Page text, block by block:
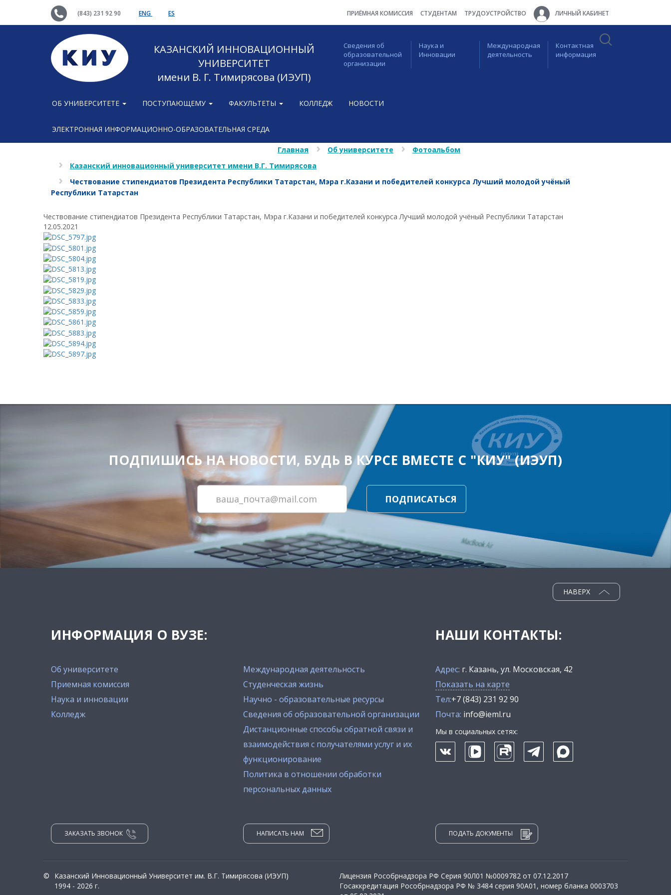
(843) 231 92 90 ENG ES ПРИЁМНАЯ КОМИССИЯ СТУДЕНТАМ ТРУДОУСТРОЙСТВО ЛИЧНЫЙ КАБИНЕТ
КАЗАНСКИЙ ИННОВАЦИОННЫЙ
УНИВЕРСИТЕТ
имени В. Г. Тимирясова (ИЭУП)
Сведения об
образовательной
организации
Наука и
Инновации
Международная
деятельность
Контактная
информация
ОБ УНИВЕРСИТЕТЕ ПОСТУПАЮЩЕМУ ФАКУЛЬТЕТЫ КОЛЛЕДЖ НОВОСТИ
ЭЛЕКТРОННАЯ ИНФОРМАЦИОННО-ОБРАЗОВАТЕЛЬНАЯ СРЕДА
Главная Об университете
Фотоальбом
Казанский инновационный университет имени В.Г. Тимирясова
Чествование стипендиатов Президента Республики Татарстан, Мэра г.Казани и победителей конкурса Лучший молодой учёный
Республики Татарстан
Чествование стипендиатов Президента Республики Татарстан, Мэра г.Казани и победителей конкурса Лучший молодой учёный Республики Татарстан
12.05.2021
ПОДПИШИСЬ НА НОВОСТИ, БУДЬ В КУРСЕ ВМЕСТЕ С "КИУ" (ИЭУП)
ПОДПИСАТЬСЯ
ИНФОРМАЦИЯ О ВУЗЕ:
Об университете
Приемная комиссия
Наука и инновации
Колледж
Международная деятельность
Студенческая жизнь
Научно - образовательные ресурсы
Сведения об образовательной организации
Дистанционные способы обратной связи и
взаимодействия с получателями услуг и их
функционирование
Политика в отношении обработки
персональных данных
НАВЕРХ
НАШИ КОНТАКТЫ:
Адрес: г. Казань, ул. Московская, 42
Показать на карте
Тел:+7 (843) 231 92 90
Почта: info@ieml.ru
Мы в социальных сетях:
ЗАКАЗАТЬ ЗВОНОК НАПИСАТЬ НАМ ПОДАТЬ ДОКУМЕНТЫ
©
Казанский Инновационный Университет им. В.Г. Тимирясова (ИЭУП)
1994 - 2026 г.
Лицензия Рособрнадзора РФ Серия 90Л01 №0009782 от 07.12.2017
Госаккредитация Рособрнадзора РФ № 3484 серия 90А01, номер бланка 0003703